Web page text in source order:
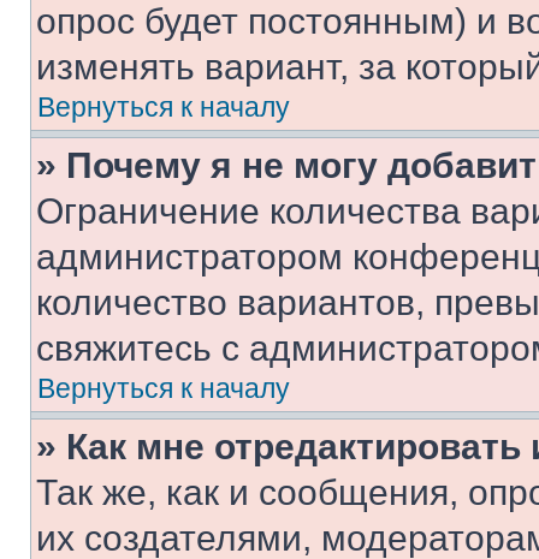
опрос будет постоянным) и
изменять вариант, за
Вернуться к началу
» Почему я не могу
Ограничение количества
администратором
количество вариантов,
свяжитесь с
Вернуться к началу
» Как мне
Так же, как и сообщения,
их создателями,